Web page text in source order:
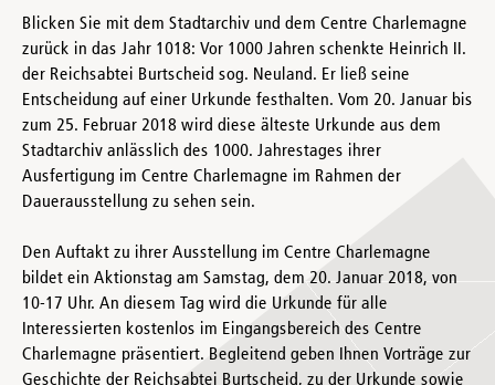
Blicken Sie mit dem Stadtarchiv und dem Centre Charlemagne
zurück in das Jahr 1018: Vor 1000 Jahren schenkte Heinrich II.
der Reichsabtei Burtscheid sog. Neuland. Er ließ seine
Entscheidung auf einer Urkunde festhalten. Vom 20. Januar bis
zum 25. Februar 2018 wird diese älteste Urkunde aus dem
Stadtarchiv anlässlich des 1000. Jahrestages ihrer
Ausfertigung im Centre Charlemagne im Rahmen der
Dauerausstellung zu sehen sein.
Den Auftakt zu ihrer Ausstellung im Centre Charlemagne
bildet ein Aktionstag am Samstag, dem 20. Januar 2018, von
10-17 Uhr. An diesem Tag wird die Urkunde für alle
Interessierten kostenlos im Eingangsbereich des Centre
Charlemagne präsentiert. Begleitend geben Ihnen Vorträge zur
Geschichte der Reichsabtei Burtscheid, zu der Urkunde sowie